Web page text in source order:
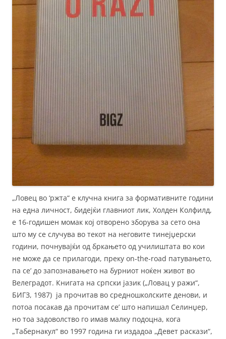
„Ловец во ‘ржта“ е клучна книга за формативните години
на една личност, бидејќи главниот лик, Холден Колфилд,
е 16-годишен момак кој отворено зборува за сето она
што му се случува во текот на неговите тинејџерски
години, почнувајќи од бркањето од училиштата во кои
не може да се прилагоди, преку on-the-road патувањето,
па се’ до запознавањето на бурниот ноќен живот во
Велеградот. Книгата на српски јазик („Ловац у ражи“,
БИГЗ, 1987) ја прочитав во средношколските денови, и
потоа посакав да прочитам се’ што напишал Селинџер,
но тоа задоволство го имав малку подоцна, кога
„Табернакул“ во 1997 година ги издадоа „Девет раскази“,